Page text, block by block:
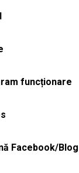
funcționare
Facebook/Blog